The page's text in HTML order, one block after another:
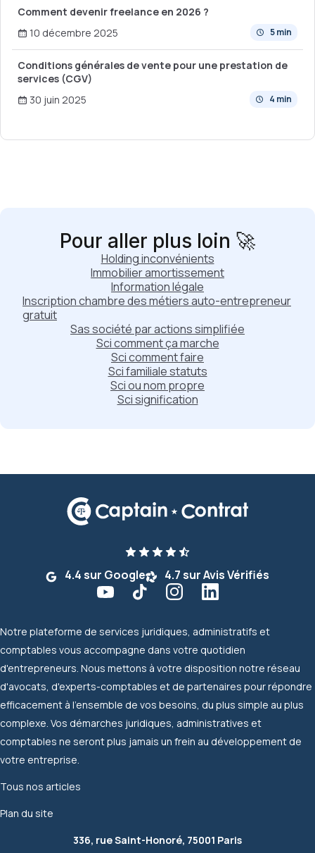
Comment devenir freelance en 2026 ?
5 min
10 décembre 2025
Conditions générales de vente pour une prestation de
services (CGV)
4 min
30 juin 2025
Pour aller plus loin 🚀
Holding inconvénients
Immobilier amortissement
Information légale
Inscription chambre des métiers auto-entrepreneur
gratuit
Sas société par actions simplifiée
Sci comment ça marche
Sci comment faire
Sci familiale statuts
Sci ou nom propre
Sci signification
4.4 sur Google 4.7 sur Avis Vérifiés
Notre plateforme de services juridiques, administratifs et
comptables vous accompagne dans votre quotidien
d'entrepreneurs. Nous mettons à votre disposition notre réseau
d'avocats, d'experts-comptables et de partenaires pour répondre
efficacement à l'ensemble de vos besoins, du plus simple au plus
complexe. Vos démarches juridiques, administratives et
comptables ne seront plus jamais un frein au développement de
votre entreprise.
Tous nos articles
Plan du site
336, rue Saint-Honoré, 75001 Paris